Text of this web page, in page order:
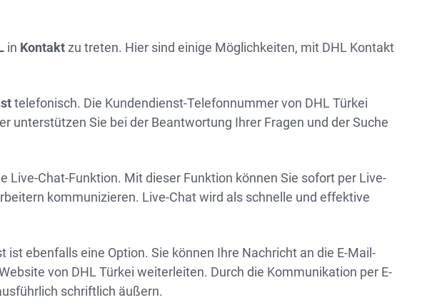
in Kontaktzu treten. Hier sind einige Möglichkeiten, mit DHL Kontakt
telefonisch. Die Kundendienst-Telefonnummer von DHL Türkei
unterstützen Sie bei der Beantwortung Ihrer Fragen und der Suche
Live-Chat-Funktion. Mit dieser Funktion können Sie sofort per Live-
kommunizieren. Live-Chat wird als schnelle und effektive
ist ebenfalls eine Option. Sie können Ihre Nachricht an die E-Mail-
von DHL Türkei weiterleiten. Durch die Kommunikation per E-
schriftlich äußern.